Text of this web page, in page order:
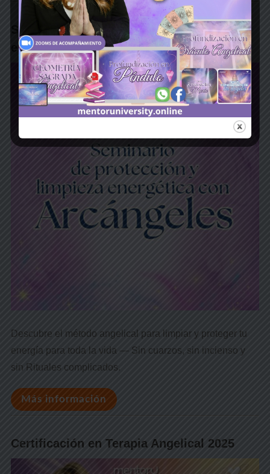
Seminario de protección y limpieza
energética con arcángeles
Descubre el método angelical para limpiar y proteger tu
energía para toda la vida — Sin cuarzos, sin incienso y
sin Rituales complicados.
Más información
Certificación en Terapia Angelical 2025